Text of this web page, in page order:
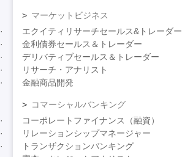
マーケットビジネス
エクイティリサーチセールス&トレーダー
金利債券セールス＆トレーダー
デリバティブセールス＆トレーダー
リサーチ・アナリスト
金融商品開発
コマーシャルバンキング
コーポレートファイナンス（融資）
リレーションシップマネージャー
トランザクションバンキング